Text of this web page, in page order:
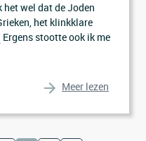
wel dat de Joden
het klinkklare
Ergens stootte ook ik me
Meer lezen